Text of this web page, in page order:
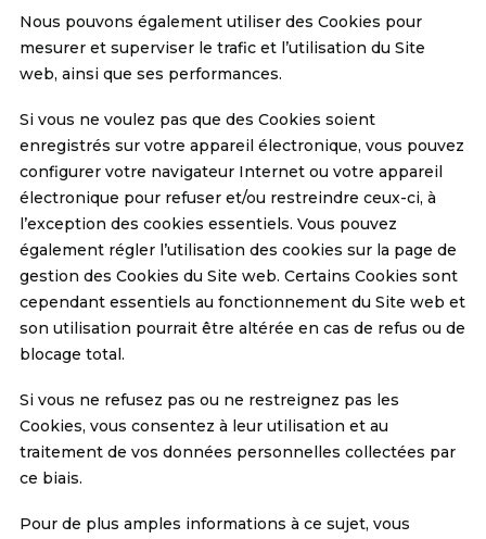
Nous pouvons également utiliser des Cookies pour
mesurer et superviser le trafic et l’utilisation du Site
web, ainsi que ses performances.
Si vous ne voulez pas que des Cookies soient
enregistrés sur votre appareil électronique, vous pouvez
configurer votre navigateur Internet ou votre appareil
électronique pour refuser et/ou restreindre ceux-ci, à
l’exception des cookies essentiels. Vous pouvez
également régler l’utilisation des cookies sur la page de
gestion des Cookies du Site web. Certains Cookies sont
cependant essentiels au fonctionnement du Site web et
son utilisation pourrait être altérée en cas de refus ou de
blocage total.
Si vous ne refusez pas ou ne restreignez pas les
Cookies, vous consentez à leur utilisation et au
traitement de vos données personnelles collectées par
ce biais.
Pour de plus amples informations à ce sujet, vous